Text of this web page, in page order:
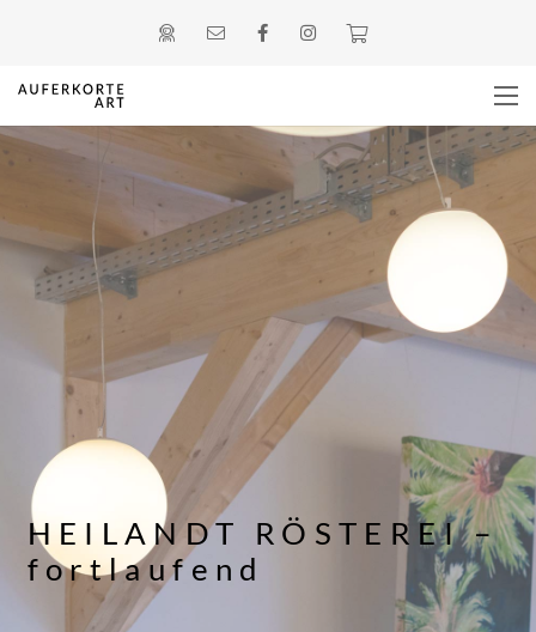
HEILANDT RÖSTEREI –
fortlaufend